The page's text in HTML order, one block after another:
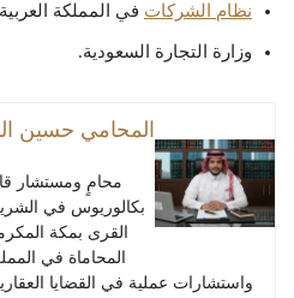
نظام الشركات في المملكة
وزارة التجارة السعودية.
المحامي حسين
محامٍ ومستشار
بكالوريوس في
القرى بمكة
المحاماة في
واستشارات عملية في القضايا